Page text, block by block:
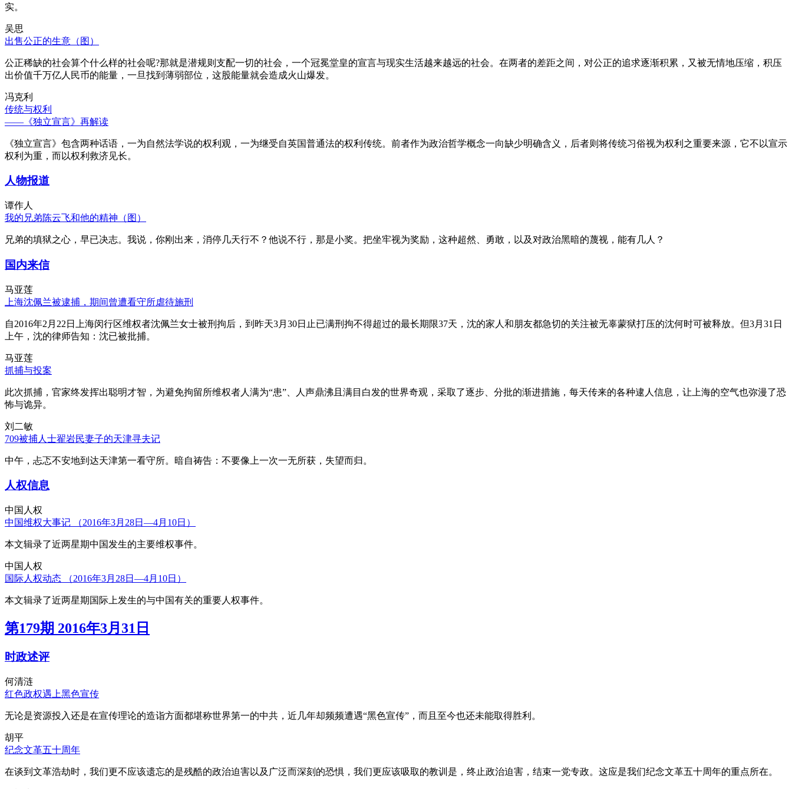
实。
吴思
出售公正的生意（图）
公正稀缺的社会算个什么样的社会呢?那就是潜规则支配一切的社会，一个冠冕堂皇的宣言与现实生活越来越远的社会。在两者的差距之间，对公正的追求逐渐积累，又被无情地压缩，积压
出价值千万亿人民币的能量，一旦找到薄弱部位，这股能量就会造成火山爆发。
冯克利
传统与权利
——《独立宣言》再解读
《独立宣言》包含两种话语，一为自然法学说的权利观，一为继受自英国普通法的权利传统。前者作为政治哲学概念一向缺少明确含义，后者则将传统习俗视为权利之重要来源，它不以宣示
权利为重，而以权利救济见长。
人物报道
谭作人
我的兄弟陈云飞和他的精神（图）
兄弟的填狱之心，早已决志。我说，你刚出来，消停几天行不？他说不行，那是小奖。把坐牢视为奖励，这种超然、勇敢，以及对政治黑暗的蔑视，能有几人？
国内来信
马亚莲
上海沈佩兰被逮捕，期间曾遭看守所虐待施刑
自2016年2月22日上海闵行区维权者沈佩兰女士被刑拘后，到昨天3月30日止已满刑拘不得超过的最长期限37天，沈的家人和朋友都急切的关注被无辜蒙狱打压的沈何时可被释放。但3月31日
上午，沈的律师告知：沈已被批捕。
马亚莲
抓捕与投案
此次抓捕，官家终发挥出聪明才智，为避免拘留所维权者人满为“患”、人声鼎沸且满目白发的世界奇观，采取了逐步、分批的渐进措施，每天传来的各种逮人信息，让上海的空气也弥漫了恐
怖与诡异。
刘二敏
709被捕人士翟岩民妻子的天津寻夫记
中午，忐忑不安地到达天津第一看守所。暗自祷告：不要像上一次一无所获，失望而归。
人权信息
中国人权
中国维权大事记 （2016年3月28日—4月10日）
本文辑录了近两星期中国发生的主要维权事件。
中国人权
国际人权动态 （2016年3月28日—4月10日）
本文辑录了近两星期国际上发生的与中国有关的重要人权事件。
第179期 2016年3月31日
时政述评
何清涟
红色政权遇上黑色宣传
无论是资源投入还是在宣传理论的造诣方面都堪称世界第一的中共，近几年却频频遭遇“黑色宣传”，而且至今也还未能取得胜利。
胡平
纪念文革五十周年
在谈到文革浩劫时，我们更不应该遗忘的是残酷的政治迫害以及广泛而深刻的恐惧，我们更应该吸取的教训是，终止政治迫害，结束一党专政。这应是我们纪念文革五十周年的重点所在。